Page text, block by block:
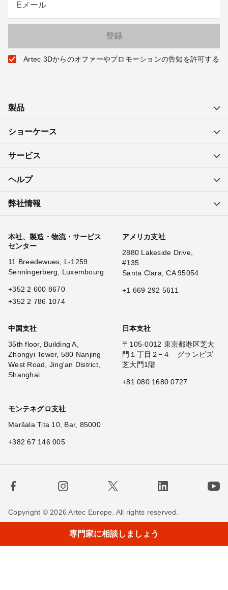
×
Eメール
Artec 3Dからのオファーやプロモーションの告知を許可する
製品
ショーケース
サービス
ヘルプ
弊社情報
本社、製造・物流・サービス
センター
11 Breedewues, L-1259
Senningerberg, Luxembourg
+352 2 600 8670
+352 2 786 1074
アメリカ支社
2880 Lakeside Drive,
#135
Santa Clara, CA 95054
+1 669 292 5611
中国支社
35th floor, Building A,
Zhongyi Tower, 580 Nanjing
West Road, Jing'an District,
Shanghai
日本支社
〒105-0012 東京都港区芝大
門１丁目２−４ グランビズ
芝大門1階
+81 080 1680 0727
モンテネグロ支社
Maršala Tita 10, Bar, 85000
+382 67 146 005
Copyright © 2026 Artec Europe. All rights reserved.
Cookieの使用に関する方針
お問い合わせ
専門家に相談しましょう